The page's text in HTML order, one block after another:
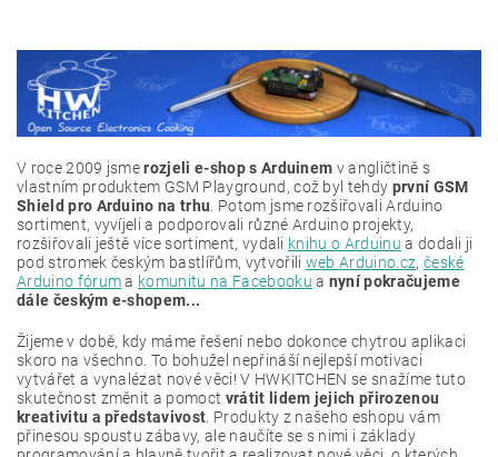
V roce 2009 jsmerozjeli e-shop s Arduinem v angličtině s
vlastním produktem GSM Playground, což byl tehdy první GSM
Shield pro Arduino na trhu . Potom jsme rozšiřovali Arduino
sortiment, vyvíjeli a podporovali různé Arduino projekty,
rozšiřovali ještě více sortiment, vydali knihu o Arduinu a dodali ji
pod stromek českým bastlířům, vytvořili web Arduino.cz, české
Arduino fóruma komunitu na Facebooku a nyní pokračujeme
dále českým e-shopem...
Žijeme v době, kdy máme řešení nebo dokonce chytrou aplikaci
skoro na všechno. To bohužel nepřináší nejlepší motivaci
vytvářet a vynalézat nové věci! V HWKITCHEN se snažíme tuto
skutečnost změnit a pomoct vrátit lidem jejich přirozenou
kreativitu a představivost . Produkty z našeho eshopu vám
přinesou spoustu zábavy, ale naučíte se s nimi i základy